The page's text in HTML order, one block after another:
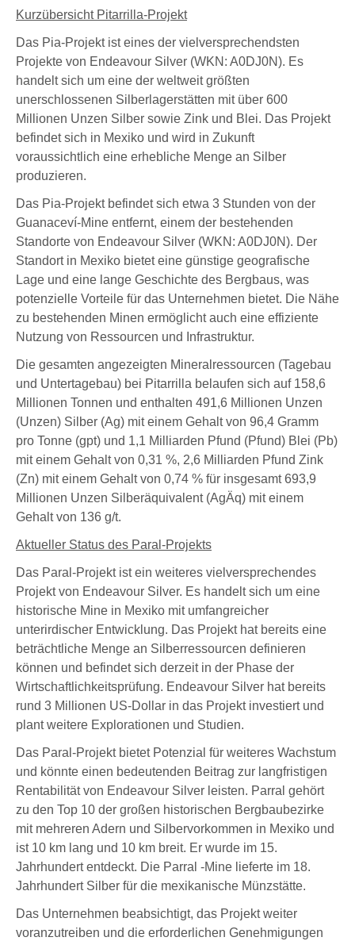
Kurzübersicht Pitarrilla-Projekt
Das Pia-Projekt ist eines der vielversprechendsten
Projekte von Endeavour Silver (WKN: A0DJ0N). Es
handelt sich um eine der weltweit größten
unerschlossenen Silberlagerstätten mit über 600
Millionen Unzen Silber sowie Zink und Blei. Das Projekt
befindet sich in Mexiko und wird in Zukunft
voraussichtlich eine erhebliche Menge an Silber
produzieren.
Das Pia-Projekt befindet sich etwa 3 Stunden von der
Guanaceví-Mine entfernt, einem der bestehenden
Standorte von Endeavour Silver (WKN: A0DJ0N). Der
Standort in Mexiko bietet eine günstige geografische
Lage und eine lange Geschichte des Bergbaus, was
potenzielle Vorteile für das Unternehmen bietet. Die Nähe
zu bestehenden Minen ermöglicht auch eine effiziente
Nutzung von Ressourcen und Infrastruktur.
Die gesamten angezeigten Mineralressourcen (Tagebau
und Untertagebau) bei Pitarrilla belaufen sich auf 158,6
Millionen Tonnen und enthalten 491,6 Millionen Unzen
(Unzen) Silber (Ag) mit einem Gehaltvon 96,4 Gramm
pro Tonne (gpt) und 1,1 Milliarden Pfund (Pfund) Blei (Pb)
mit einem Gehalt von 0,31 %, 2,6 Milliarden Pfund Zink
(Zn) mit einem Gehalt von 0,74 % für insgesamt693,9
Millionen Unzen Silberäquivalent (AgÄq) mit einem
Gehalt von 136 g/t.
Aktueller Status des Paral-Projekts
Das Paral-Projekt ist ein weiteres vielversprechendes
Projekt von Endeavour Silver. Es handelt sich um eine
historische Mine in Mexiko mit umfangreicher
unterirdischer Entwicklung. Das Projekt hat bereits eine
beträchtliche Menge an Silberressourcen definieren
können und befindet sich derzeit in der Phase der
Wirtschaftlichkeitsprüfung. Endeavour Silver hat bereits
rund 3 Millionen US-Dollar in das Projekt investiert und
plant weitere Explorationen und Studien.
Das Paral-Projekt bietet Potenzial für weiteres Wachstum
und könnte einen bedeutenden Beitrag zur langfristigen
Rentabilität von Endeavour Silver leisten. Parral gehört
zu den Top 10 der großen historischen Bergbaubezirke
mit mehreren Adern und Silbervorkommen in Mexiko und
ist 10 km lang und 10 km breit. Er wurde im 15.
Jahrhundert entdeckt. Die Parral -Mine lieferte im 18.
Jahrhundert Silber für die mexikanische Münzstätte.
Das Unternehmen beabsichtigt, das Projekt weiter
voranzutreiben und die erforderlichen Genehmigungen